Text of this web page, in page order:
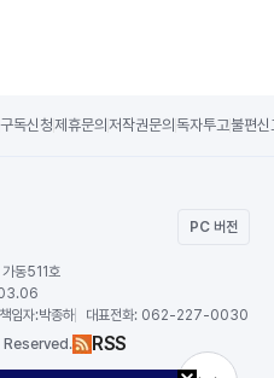
구독신청제휴문의 저작권문의 독자투고불편신
PC 버전
동511호
임자:박종하 대표전화: 062-227-0030
RSS